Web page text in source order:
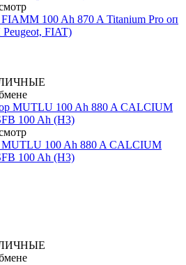
100 Ah 870 A Titanium Pro оп
FIAT)
MUTLU 100 Ah 880 A CALCIUM
100 Ah (H3)